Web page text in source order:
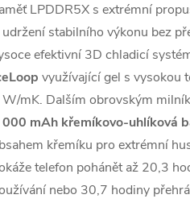
LPDDR5X s extrémní
udržení stabilního výkonu bez
efektivní 3D chladicí
využívající gel s vysokou
mK. Dalším obrovským
000 mAh křemíkovo-uhlíková
křemíku pro extrémní
telefon pohánět až 20,3
nebo 30,7 hodiny